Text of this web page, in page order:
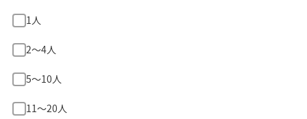
1人
2〜4人
5〜10人
11〜20人